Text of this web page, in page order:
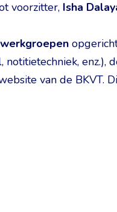
voorzitter, Isha
enz.),
van de BKVT.